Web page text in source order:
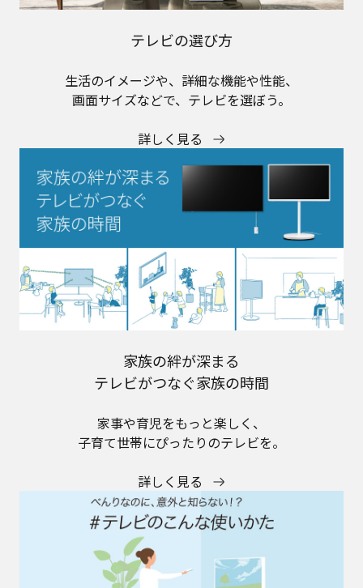
テレビの選び方
生活のイメージや、詳細な機能や性能、
画面サイズなどで、テレビを選ぼう。
詳しく見る
家族の絆が深まる
テレビがつなぐ家族の時間
家事や育児をもっと楽しく、
子育て世帯にぴったりのテレビを。
詳しく見る